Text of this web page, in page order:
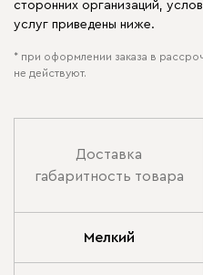
сторонних организаций,
услуг приведены ниже.
* при оформлении заказа в
не действуют.
Доставка
габаритность товара
Мелкий